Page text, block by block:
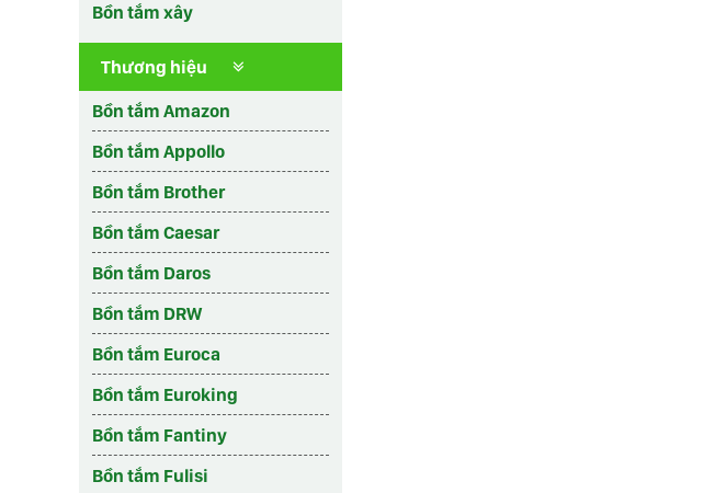
Bồn tắm xây
Thương hiệu
Bồn tắm Amazon
Bồn tắm Appollo
Bồn tắm Brother
Bồn tắm Caesar
Bồn tắm Daros
Bồn tắm DRW
Bồn tắm Euroca
Bồn tắm Euroking
Bồn tắm Fantiny
Bồn tắm Fulisi